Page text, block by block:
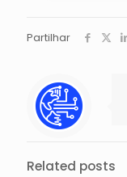
Partilhar
Related posts